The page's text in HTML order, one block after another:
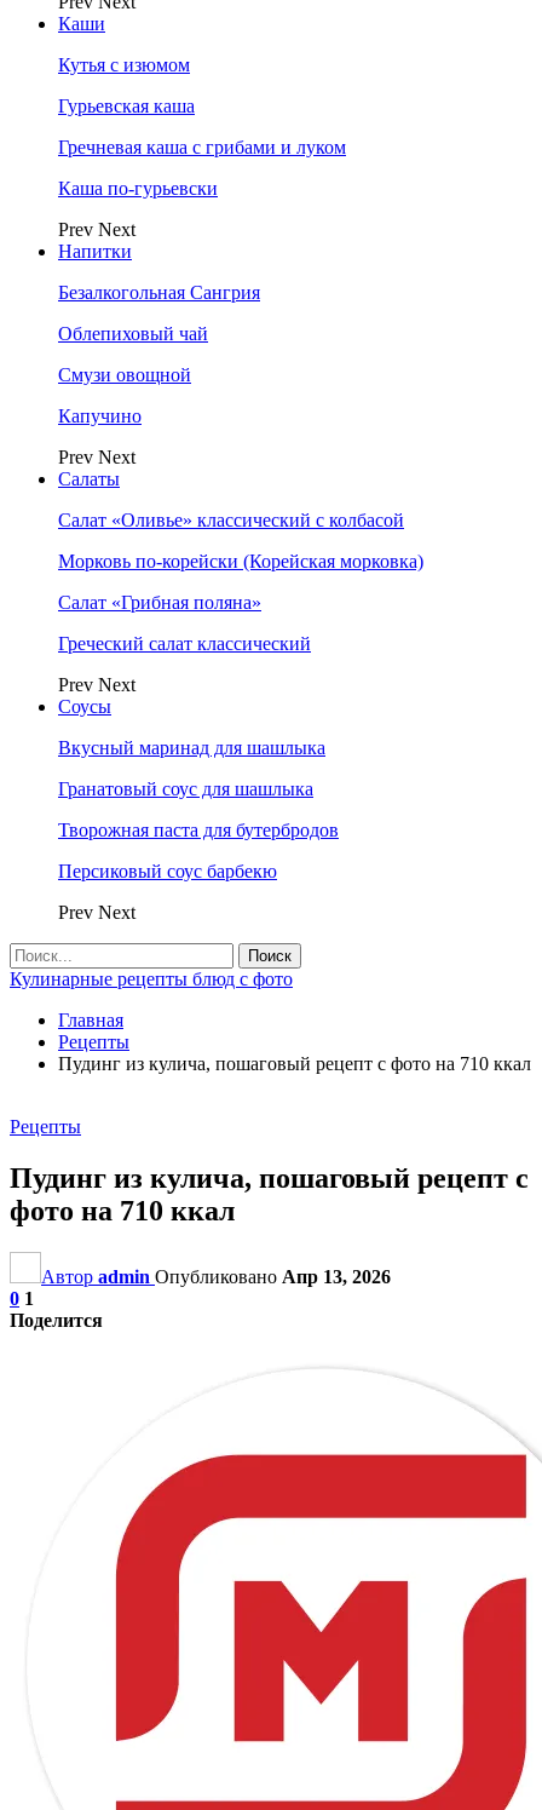
Каши
Кутья с изюмом
Гурьевская каша
Гречневая каша с грибами и луком
Каша по-гурьевски
Prev Next
Напитки
Безалкогольная Сангрия
Облепиховый чай
Смузи овощной
Капучино
Prev Next
Салаты
Салат «Оливье» классический с колбасой
Морковь по-корейски (Корейская морковка)
Салат «Грибная поляна»
Греческий салат классический
Prev Next
Соусы
Вкусный маринад для шашлыка
Гранатовый соус для шашлыка
Творожная паста для бутербродов
Персиковый соус барбекю
Prev Next
Кулинарные рецепты блюд с фото
Главная
Рецепты
Пудинг из кулича, пошаговый рецепт с фото на 710 ккал
Рецепты
Пудинг из кулича, пошаговый рецепт с
фото на 710 ккал
Автор admin Опубликовано Апр 13, 2026
0 1
Поделится